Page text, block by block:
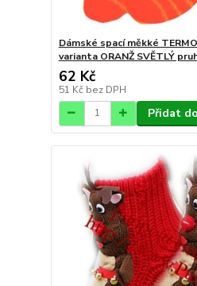
Dámské spací měkké
varianta ORANŽ SVĚTLÝ
62 Kč
51 Kč bez DPH
Přidat